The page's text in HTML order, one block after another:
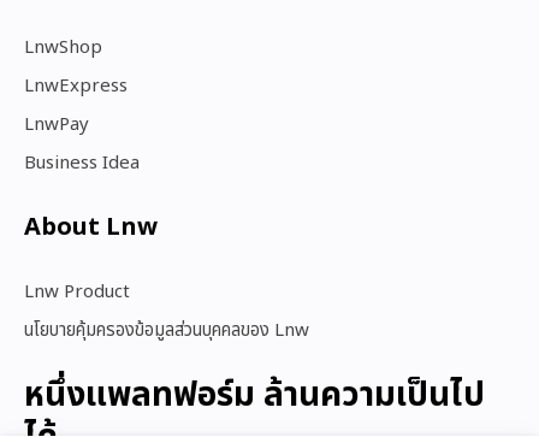
LnwShop
LnwExpress
LnwPay
Lnw Product
นโยบายคุ้มครองข้อมูลส่วนบุคคลของ Lnw